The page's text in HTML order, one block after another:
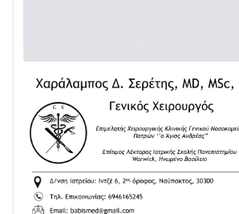
24/07 • 11:31
ΠΥΡΟΣΒΕΣΤΙΚΗ ΓΙΑ ΦΩΤΙΑ ΣΤΟΝ
ΓΡΑΝΙΤΣΑ
24/07 • 11:03